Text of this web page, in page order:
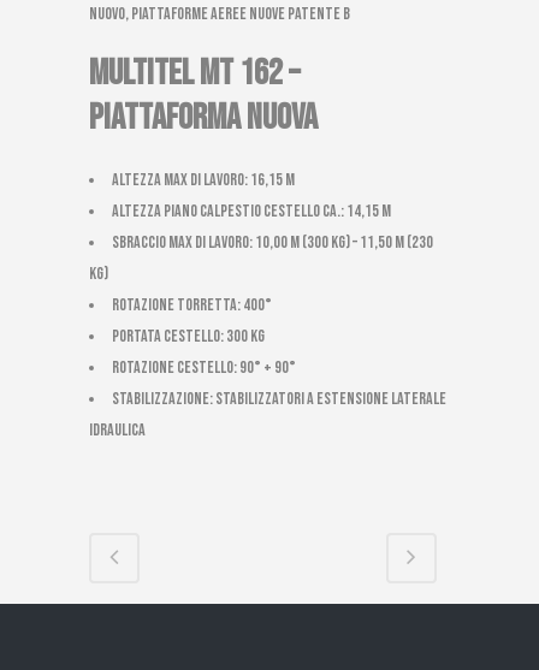
Nuovo, Piattaforme aeree nuove patente B
MULTITEL MT 162 –
PIATTAFORMA NUOVA
Altezza max di lavoro: 16,15 m
Altezza piano calpestio cestello ca.: 14,15 m
Sbraccio max di lavoro: 10,00 m (300 Kg) – 11,50 m (230
Kg)
Rotazione torretta: 400°
Portata cestello: 300 kg
Rotazione cestello: 90° + 90°
Stabilizzazione: stabilizzatori a estensione laterale
idraulica